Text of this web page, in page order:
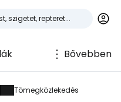
Bővebben
Tömegközlekedés
a